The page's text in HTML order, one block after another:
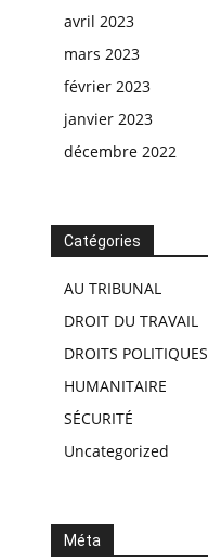
avril 2023
mars 2023
février 2023
janvier 2023
décembre 2022
Catégories
AU TRIBUNAL
DROIT DU TRAVAIL
DROITS POLITIQUES
HUMANITAIRE
SÉCURITÉ
Uncategorized
Méta